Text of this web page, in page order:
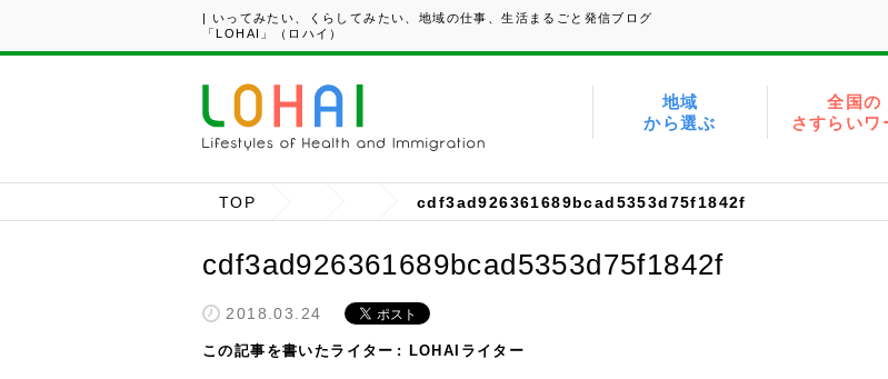
| いってみたい、くらしてみたい、地域の仕事、生活まるごと発信ブログ
「LOHAI」（ロハイ）
地域
から選ぶ
全国の
さすらいワ
TOP cdf3ad926361689bcad5353d75f1842f
cdf3ad926361689bcad5353d75f1842f
2018.03.24
この記事を書いたライター LOHAIライター